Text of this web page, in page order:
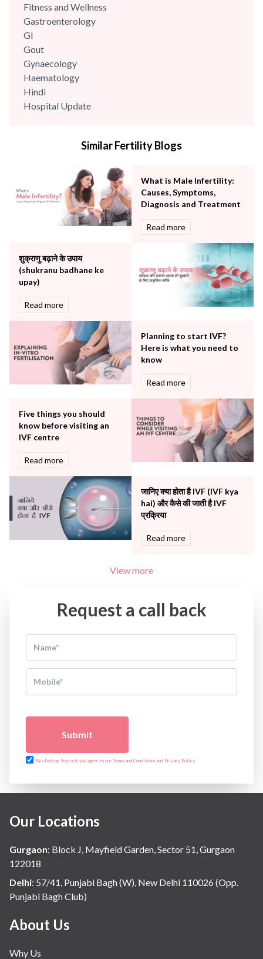
Fitness and Wellness
Gastroenterology
GI
Gout
Gynaecology
Haematology
Hindi
Hospital Update
Mental Health
Neonatology & Paediatrics
Nephrology & Dialysis
Neurology
Obstetrics
Pulmonology
Rheumatology
Robotic Precision
Surgery
The Oncology Centre
Urology
Vascular
Water Birthing
Women Wellness
Similar Fertility Blogs
What is Male Infertility:
Causes, Symptoms,
Diagnosis and Treatment
Read more
शुक्राणु बढ़ाने के उपाय
(shukranu badhane ke
upay)
Read more
Planning to start IVF?
Here is what you need to
know
Read more
Five things you should
know before visiting an
IVF centre
Read more
जानिए क्या होता है IVF (IVF kya
hai) और कैसे की जाती है IVF
प्रक्रिया
Read more
View more
Request a call back
Submit
By clicking Proceed, you agree to our Terms and Conditions and Privacy Policy
Our Locations
Gurgaon: Block J, Mayfield Garden, Sector 51, Gurgaon
122018
Delhi: 57/41, Punjabi Bagh (W), New Delhi 110026 (Opp.
Punjabi Bagh Club)
About Us
Why Us